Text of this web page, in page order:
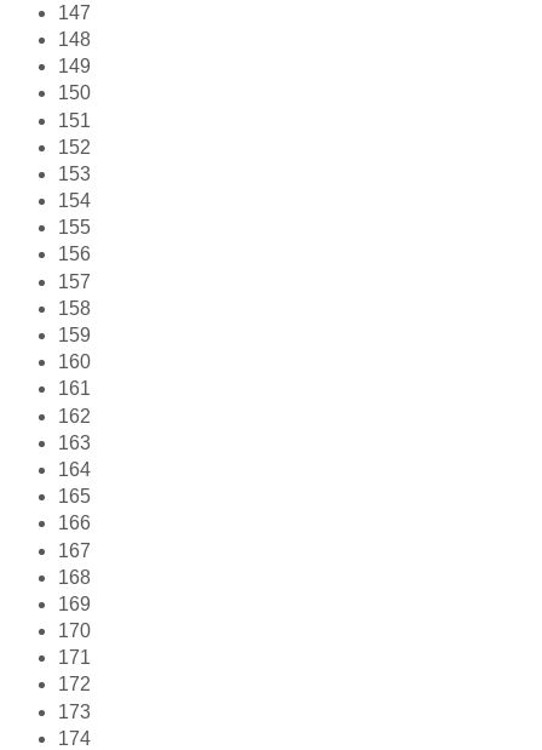
147
148
149
150
151
152
153
154
155
156
157
158
159
160
161
162
163
164
165
166
167
168
169
170
171
172
173
174